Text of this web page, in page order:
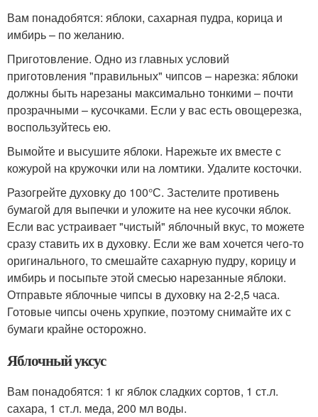
Вам понадобятся: яблоки, сахарная пудра, корица и
имбирь – по желанию.
Приготовление. Одно из главных условий
приготовления "правильных" чипсов – нарезка: яблоки
должны быть нарезаны максимально тонкими – почти
прозрачными – кусочками. Если у вас есть овощерезка,
воспользуйтесь ею.
Вымойте и высушите яблоки. Нарежьте их вместе с
кожурой на кружочки или на ломтики. Удалите косточки.
Разогрейте духовку до 100°С. Застелите противень
бумагой для выпечки и уложите на нее кусочки яблок.
Если вас устраивает "чистый" яблочный вкус, то можете
сразу ставить их в духовку. Если же вам хочется чего-то
оригинального, то смешайте сахарную пудру, корицу и
имбирь и посыпьте этой смесью нарезанные яблоки.
Отправьте яблочные чипсы в духовку на 2-2,5 часа.
Готовые чипсы очень хрупкие, поэтому снимайте их с
бумаги крайне осторожно.
Яблочный уксус
Вам понадобятся: 1 кг яблок сладких сортов, 1 ст.л.
сахара, 1 ст.л. меда, 200 мл воды.